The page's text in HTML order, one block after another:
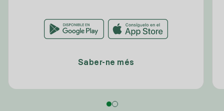
Saber-ne més